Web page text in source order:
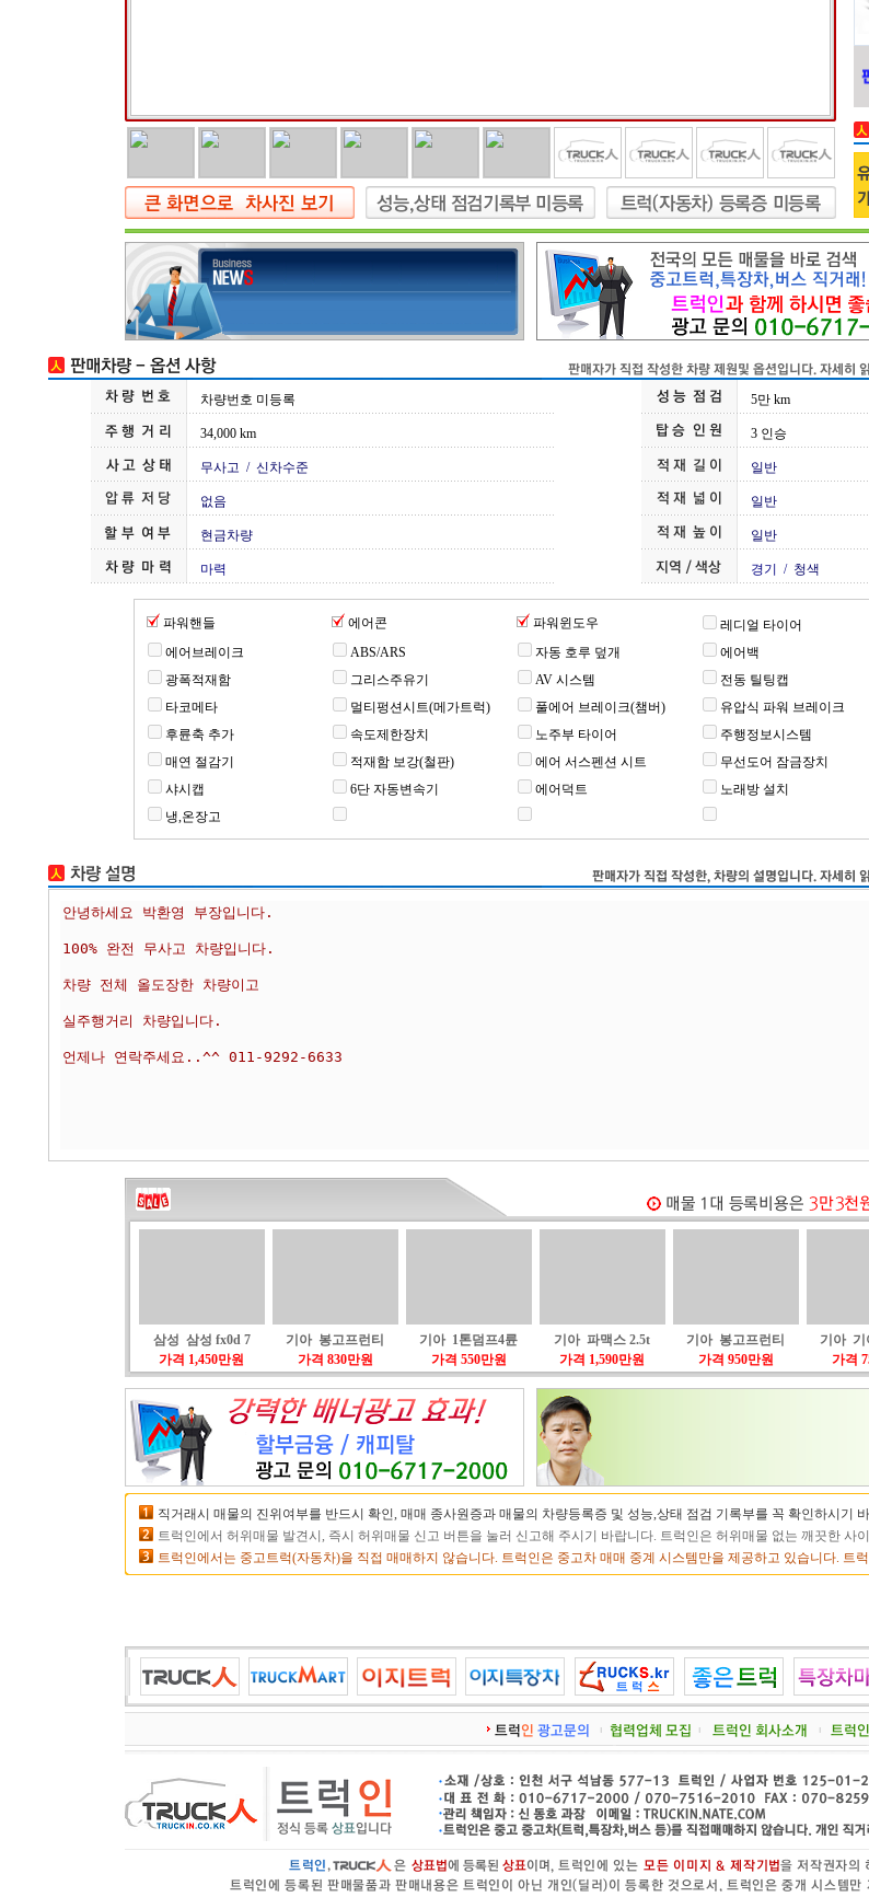
차량번호 미등록
34,000 km
무사고 / 신차수준
없음
현금차량
마력
5만 km
3 인승
일반
일반
일반
경기 / 청색
파워핸들 에어콘 파워윈도우 레디얼 타이어
에어브레이크
ABS/ARS 자동 호루 덮개 에어백
광폭적재함
그리스주유기 AV 시스템 전동 틸팅캡
타코메타
멀티펑션시트(메가트럭) 풀에어 브레이크(챔버) 유압식 파워 브레이크
후륜축 추가
속도제한장치 노주부 타이어 주행정보시스템
매연 절감기
적재함 보강(철판) 에어 서스펜션 시트 무선도어 잠금장치
샤시캡
6단 자동변속기 에어덕트 노래방 설치
냉,온장고
삼성 삼성 fx0d 7
가격 1,450만원
기아 봉고프런티
가격 830만원
기아 1톤덤프4륜
가격 550만원
기아 파맥스 2.5t
가격 1,590만원
기아 봉고프런티
가격 950만원
기아 기
가격
직거래시 매물의 진위여부를 반드시 확인, 매매 종사원증과 매물의 차량등록증 및 성능,상태 점검 기록부를 꼭 확인하시기
트럭인에서 허위매물 발견시, 즉시 허위매물 신고 버튼을 눌러 신고해 주시기 바랍니다. 트럭인은 허위매물 없는 깨끗한 사
트럭인에서는 중고트럭(자동차)을 직접 매매하지 않습니다. 트럭인은 중고차 매매 중계 시스템만을 제공하고 있습니다. 트